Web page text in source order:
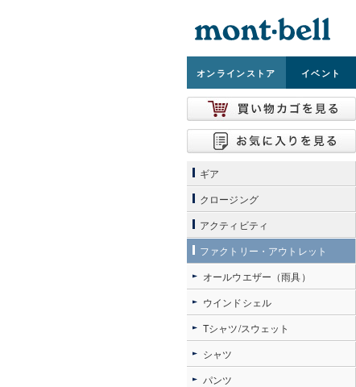
オンラインストア イベント
ギア
クロージング
アクティビティ
ファクトリー・アウトレット
オールウエザー（雨具）
ウインドシェル
Tシャツ/スウェット
シャツ
パンツ